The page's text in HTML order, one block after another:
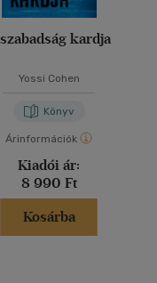
kardja
Yossi Cohen
Könyv
Árinformációk
Kiadói ár:
8 990 Ft
Kosárba